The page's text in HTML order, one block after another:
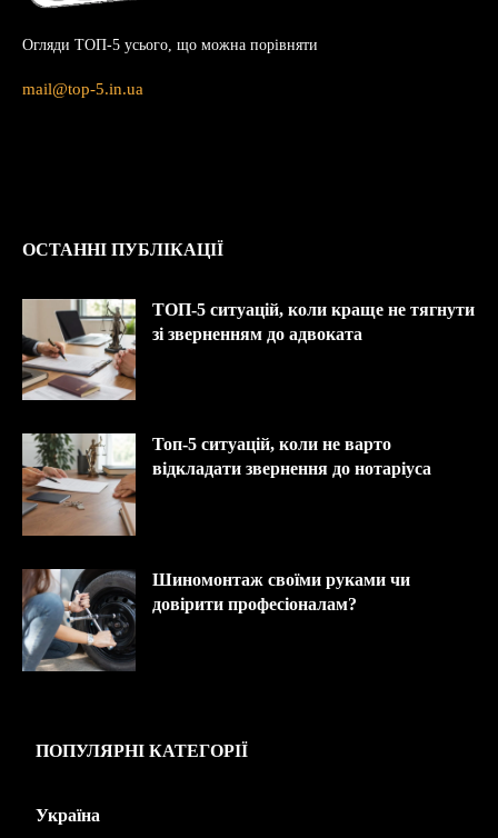
Огляди ТОП-5 усього, що можна порівняти
mail@top-5.in.ua
ОСТАННІ ПУБЛІКАЦІЇ
ТОП-5 ситуацій, коли краще не тягнути
зі зверненням до адвоката
Топ-5 ситуацій, коли не варто
відкладати звернення до нотаріуса
Шиномонтаж своїми руками чи
довірити професіоналам?
ПОПУЛЯРНІ КАТЕГОРІЇ
Україна